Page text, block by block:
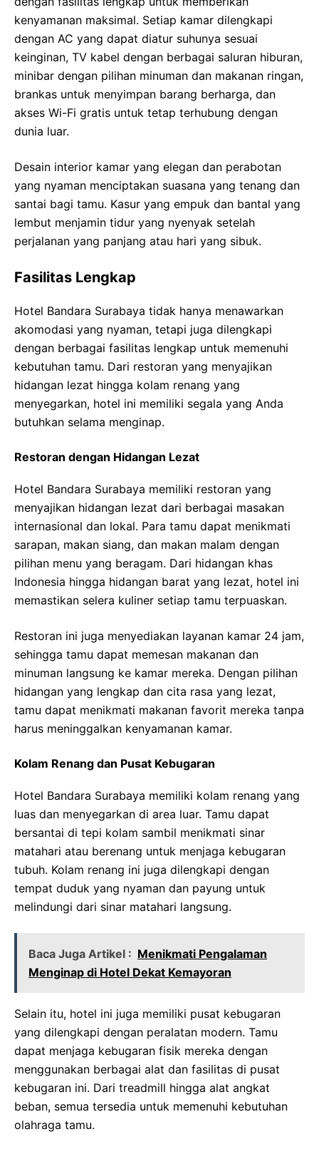
kenyamanan maksimal. Setiap kamar dilengkapi
dengan AC yang dapat diatur suhunya sesuai
keinginan, TV kabel dengan berbagai saluran hiburan,
minibar dengan pilihan minuman dan makanan ringan,
brankas untuk menyimpan barang berharga, dan
akses Wi-Fi gratis untuk tetap terhubung dengan
dunia luar.
Desain interior kamar yang elegan dan perabotan
yang nyaman menciptakan suasana yang tenang dan
santai bagi tamu. Kasur yang empuk dan bantal yang
lembut menjamin tidur yang nyenyak setelah
perjalanan yang panjang atau hari yang sibuk.
Fasilitas Lengkap
Hotel Bandara Surabaya tidak hanya menawarkan
akomodasi yang nyaman, tetapi juga dilengkapi
dengan berbagai fasilitas lengkap untuk memenuhi
kebutuhan tamu. Dari restoran yang menyajikan
hidangan lezat hingga kolam renang yang
menyegarkan, hotel ini memiliki segala yang Anda
butuhkan selama menginap.
Restoran dengan Hidangan Lezat
Hotel Bandara Surabaya memiliki restoran yang
menyajikan hidangan lezat dari berbagai masakan
internasional dan lokal. Para tamu dapat menikmati
sarapan, makan siang, dan makan malam dengan
pilihan menu yang beragam. Dari hidangan khas
Indonesia hingga hidangan barat yang lezat, hotel ini
memastikan selera kuliner setiap tamu terpuaskan.
Restoran ini juga menyediakan layanan kamar 24 jam,
sehingga tamu dapat memesan makanan dan
minuman langsung ke kamar mereka. Dengan pilihan
hidangan yang lengkap dan cita rasa yang lezat,
tamu dapat menikmati makanan favorit mereka tanpa
harus meninggalkan kenyamanan kamar.
Kolam Renang dan Pusat Kebugaran
Hotel Bandara Surabaya memiliki kolam renang yang
luas dan menyegarkan di area luar. Tamu dapat
bersantai di tepi kolam sambil menikmati sinar
matahari atau berenang untuk menjaga kebugaran
tubuh. Kolam renang ini juga dilengkapi dengan
tempat duduk yang nyaman dan payung untuk
melindungi dari sinar matahari langsung.
Baca Juga Artikel : Menikmati Pengalaman
Menginap di Hotel Dekat Kemayoran
Selain itu, hotel ini juga memiliki pusat kebugaran
yang dilengkapi dengan peralatan modern. Tamu
dapat menjaga kebugaran fisik mereka dengan
menggunakan berbagai alat dan fasilitas di pusat
kebugaran ini. Dari treadmill hingga alat angkat
beban, semua tersedia untuk memenuhi kebutuhan
olahraga tamu.